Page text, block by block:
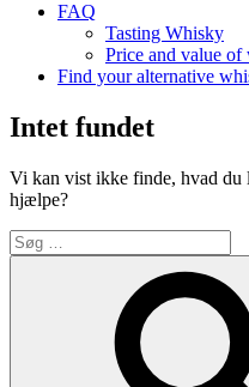
FAQ
Tasting Whisky
Price and value of
Find your alternative
Intet fundet
Vi kan vist ikke finde, hvad du
hjælpe?
Søg
efter: